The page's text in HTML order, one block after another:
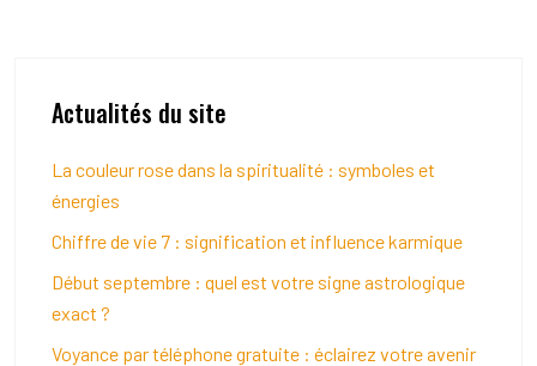
Actualités du site
La couleur rose dans la spiritualité : symboles et
énergies
Chiffre de vie 7 : signification et influence karmique
Début septembre : quel est votre signe astrologique
exact ?
Voyance par téléphone gratuite : éclairez votre avenir